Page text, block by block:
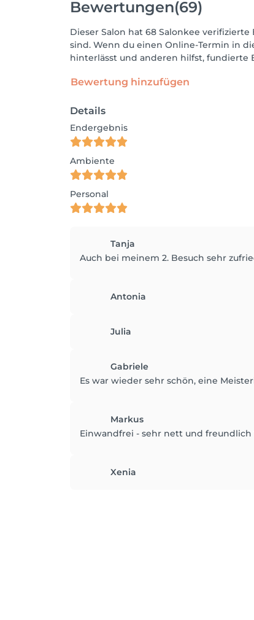
Bewertungen(69)
Dieser Salon hat 68 Salonkee
sind. Wenn du einen Online-Termin in
hinterlässt und anderen hilfst, fundierte
Bewertung hinzufügen
Details
Endergebnis
Ambiente
Personal
Tanja
Auch bei meinem 2. Besuch sehr
Antonia
Julia
Gabriele
Es war wieder sehr schön, eine
Markus
Einwandfrei - sehr nett und freundlich
Xenia